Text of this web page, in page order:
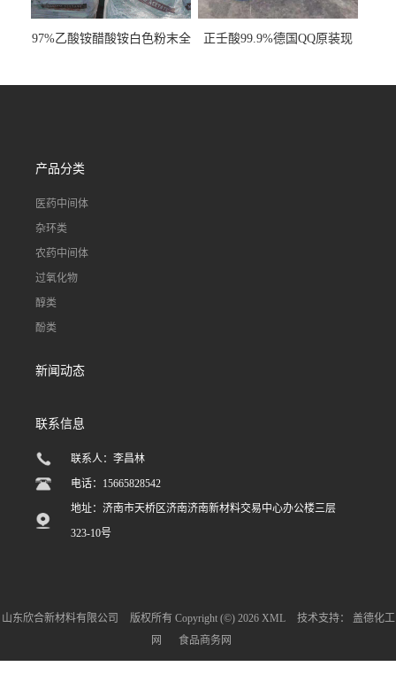
97%乙酸铵醋酸铵白色粉末全
正壬酸99.9%德国QQ原装现
产品分类
医药中间体
杂环类
农药中间体
过氧化物
醇类
酚类
新闻动态
联系信息
联系人：李昌林
电话：15665828542
地址：济南市天桥区济南济南新材料交易中心办公楼三层
323-10号
山东欣合新材料有限公司 版权所有 Copyright (©) 2026 XML 技术支持：
盖德化工
网
食品商务网